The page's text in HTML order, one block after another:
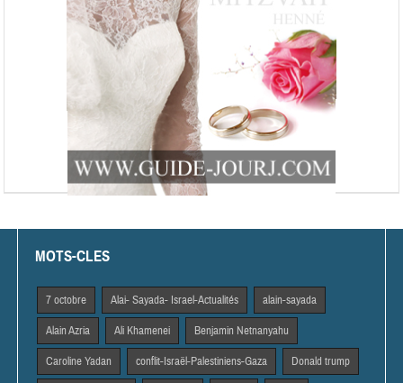
MOTS-CLES
7 octobre Alai- Sayada- Israel-Actualités alain-sayada
Alain Azria Ali Khamenei Benjamin Netnanyahu
Caroline Yadan conflit-Israël-Palestiniens-Gaza Donald trump